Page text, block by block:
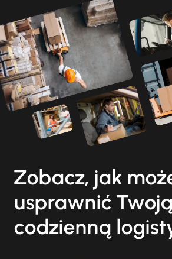
Zobacz, jak
usprawnić Twoją
codzienną